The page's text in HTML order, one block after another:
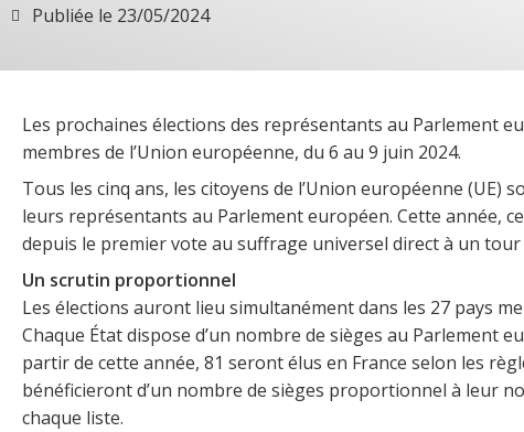
Publiée le 23/05/2024
Les prochaines élections des représentants au Parlement
membres de l’Union européenne, du 6 au 9 juin 2024.
Tous les cinq ans, les citoyens de l’Union européenne (UE)
leurs représentants au Parlement européen. Cette année,
depuis le premier vote au suffrage universel direct à un tour
Un scrutin proportionnel
Les élections auront lieu simultanément dans les 27 pays
Chaque État dispose d’un nombre de sièges au Parlement
partir de cette année, 81 seront élus en France selon les
bénéficieront d’un nombre de sièges proportionnel à leur
chaque liste.